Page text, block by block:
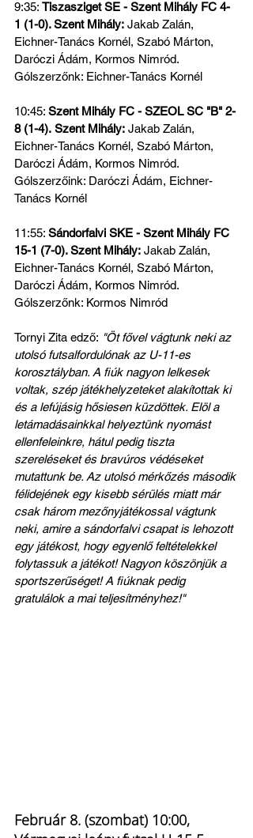
9:35: Tiszasziget SE - Szent Mihály FC 4-
1 (1-0). Szent Mihály: Jakab Zalán,
Eichner-Tanács Kornél, Szabó Márton,
Daróczi Ádám, Kormos Nimród.
Gólszerzőnk: Eichner-Tanács Kornél
10:45: Szent Mihály FC - SZEOL SC "B" 2-
8 (1-4). Szent Mihály: Jakab Zalán,
Eichner-Tanács Kornél, Szabó Márton,
Daróczi Ádám, Kormos Nimród.
Gólszerzőink: Daróczi Ádám, Eichner-
Tanács Kornél
11:55: Sándorfalvi SKE - Szent Mihály FC
15-1 (7-0). Szent Mihály: Jakab Zalán,
Eichner-Tanács Kornél, Szabó Márton,
Daróczi Ádám, Kormos Nimród.
Gólszerzőnk: Kormos Nimród
Tornyi Zita edző: "Öt fővel vágtunk neki az
utolsó futsalfordulónak az U-11-es
korosztályban. A fiúk nagyon lelkesek
voltak, szép játékhelyzeteket alakítottak ki
és a lefújásig hősiesen küzdöttek. Elöl a
letámadásainkkal helyeztünk nyomást
ellenfeleinkre, hátul pedig tiszta
szereléseket és bravúros védéseket
mutattunk be. Az utolsó mérkőzés második
félidejének egy kisebb sérülés miatt már
csak három mezőnyjátékossal vágtunk
neki, amire a sándorfalvi csapat is lehozott
egy játékost, hogy egyenlő feltételekkel
folytassuk a játékot! Nagyon köszönjük a
sportszerűséget! A fiúknak pedig
gratulálok a mai teljesítményhez!"
Február 8. (szombat) 10:00,